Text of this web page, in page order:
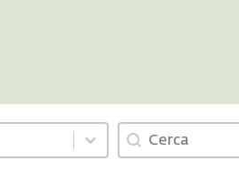
Cerca
Search content